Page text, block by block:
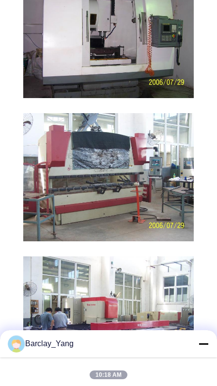
Barclay_Yang
10:18 AM